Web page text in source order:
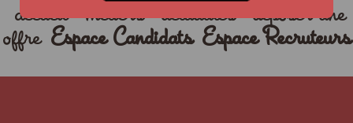
accueil métiers actualités
déposer une
offre Espace Candidats Espace Recruteurs